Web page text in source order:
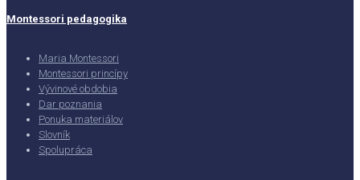
Montessori pedagogika
Maria Montessori
Montessori princípy
Vývinové obdobia
Dar poznania
Ponuka materiálov
Slovník
Spolupráca